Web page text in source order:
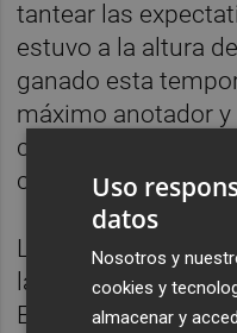
tantear las
estuvo a la altura
ganado esta
máximo anotador y
club elevará las
complacer al
Los otros dos
las renovaciones,
El caso de Javi
Uso
datos
Nosotros y
cookies y
almacenar y